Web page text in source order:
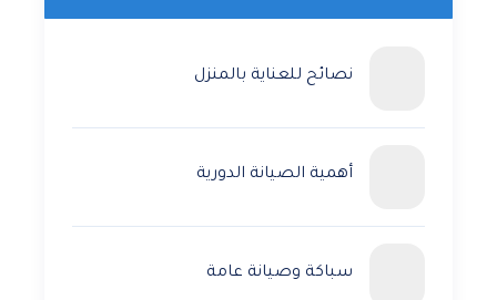
نصائح للعناية بالمنزل
أهمية الصيانة الدورية
سباكة وصيانة عامة